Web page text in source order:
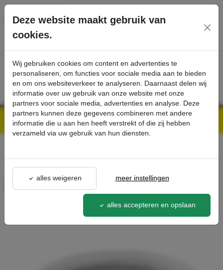
Ga direct naar de hoofdinhoud van deze pagina.
SERVICE PRODUCTEN CONTACT
Kärcher Professional Webshop | Scherpe prijzen & Snel geleverd Ons Assortiment Hose PU FDA DN40 5 m - Kärcher Professional Webshop
Hose PU FDA DN40 5 m
Deze website maakt gebruik van
cookies.
Wij gebruiken cookies om content en advertenties te
personaliseren, om functies voor sociale media aan te bieden
en om ons websiteverkeer te analyseren. Daarnaast delen wij
informatie over uw gebruik van onze website met onze
partners voor sociale media, advertenties en analyse. Deze
partners kunnen deze gegevens combineren met andere
informatie die u aan hen heeft verstrekt of die zij hebben
verzameld via uw gebruik van hun diensten.
alles weigeren meer instellingen
alles accepteren en opslaan